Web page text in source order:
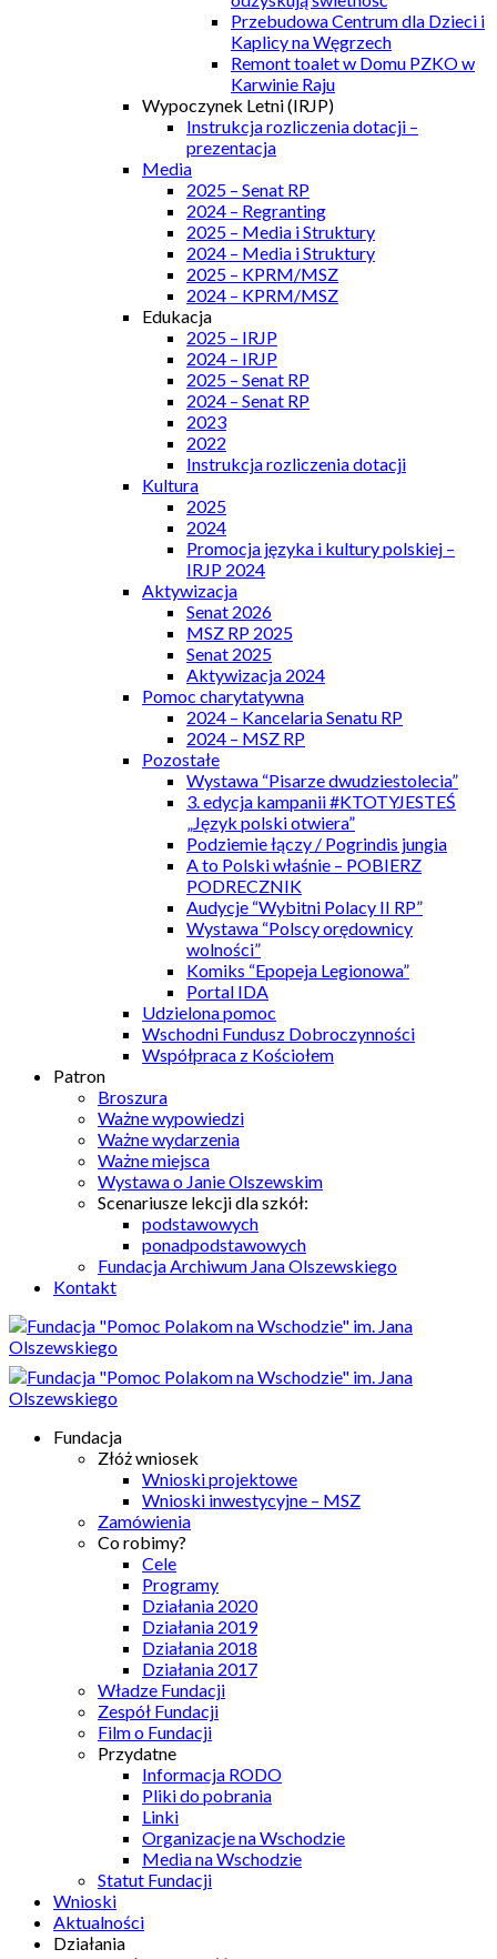
Przebudowa Centrum dla Dzieci i
Kaplicy na Węgrzech
Remont toalet w Domu PZKO w
Karwinie Raju
Wypoczynek Letni (IRJP)
Instrukcja rozliczenia dotacji –
prezentacja
Media
2025 – Senat RP
2024 – Regranting
2025 – Media i Struktury
2024 – Media i Struktury
2025 – KPRM/MSZ
2024 – KPRM/MSZ
Edukacja
2025 – IRJP
2024 – IRJP
2025 – Senat RP
2024 – Senat RP
2023
2022
Instrukcja rozliczenia dotacji
Kultura
2025
2024
Promocja języka i kultury polskiej –
IRJP 2024
Aktywizacja
Senat 2026
MSZ RP 2025
Senat 2025
Aktywizacja 2024
Pomoc charytatywna
2024 – Kancelaria Senatu RP
2024 – MSZ RP
Pozostałe
Wystawa “Pisarze dwudziestolecia”
3. edycja kampanii #KTOTYJESTEŚ
„Język polski otwiera”
Podziemie łączy / Pogrindis jungia
A to Polski właśnie – POBIERZ
PODRECZNIK
Audycje “Wybitni Polacy II RP”
Wystawa “Polscy orędownicy
wolności”
Komiks “Epopeja Legionowa”
Portal IDA
Udzielona pomoc
Wschodni Fundusz Dobroczynności
Współpraca z Kościołem
Patron
Broszura
Ważne wypowiedzi
Ważne wydarzenia
Ważne miejsca
Wystawa o Janie Olszewskim
Scenariusze lekcji dla szkół:
podstawowych
ponadpodstawowych
Fundacja Archiwum Jana Olszewskiego
Kontakt
Fundacja
Złóż wniosek
Wnioski projektowe
Wnioski inwestycyjne – MSZ
Zamówienia
Co robimy?
Cele
Programy
Działania 2020
Działania 2019
Działania 2018
Działania 2017
Władze Fundacji
Zespół Fundacji
Film o Fundacji
Przydatne
Informacja RODO
Pliki do pobrania
Linki
Organizacje na Wschodzie
Media na Wschodzie
Statut Fundacji
Wnioski
Aktualności
Działania